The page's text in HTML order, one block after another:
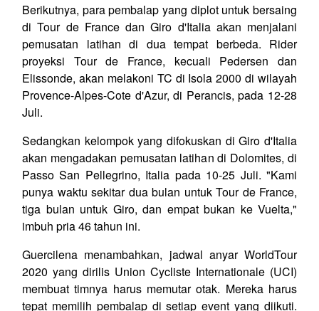
Berikutnya, para pembalap yang diplot untuk bersaing
di Tour de France dan Giro d'Italia akan menjalani
pemusatan latihan di dua tempat berbeda. Rider
proyeksi Tour de France, kecuali Pedersen dan
Elissonde, akan melakoni TC di Isola 2000 di wilayah
Provence-Alpes-Cote d'Azur, di Perancis, pada 12-28
Juli.
Sedangkan kelompok yang difokuskan di Giro d'Italia
akan mengadakan pemusatan latihan di Dolomites, di
Passo San Pellegrino, Italia pada 10-25 Juli. "Kami
punya waktu sekitar dua bulan untuk Tour de France,
tiga bulan untuk Giro, dan empat bukan ke Vuelta,"
imbuh pria 46 tahun ini.
Guercilena menambahkan, jadwal anyar WorldTour
2020 yang dirilis Union Cycliste Internationale (UCI)
membuat timnya harus memutar otak. Mereka harus
tepat memilih pembalap di setiap event yang diikuti.